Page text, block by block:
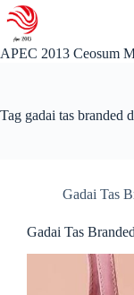
Skip
to
content
APEC 2013 Ceosum
Tag gadai tas branded
Gadai Tas
Gadai Tas